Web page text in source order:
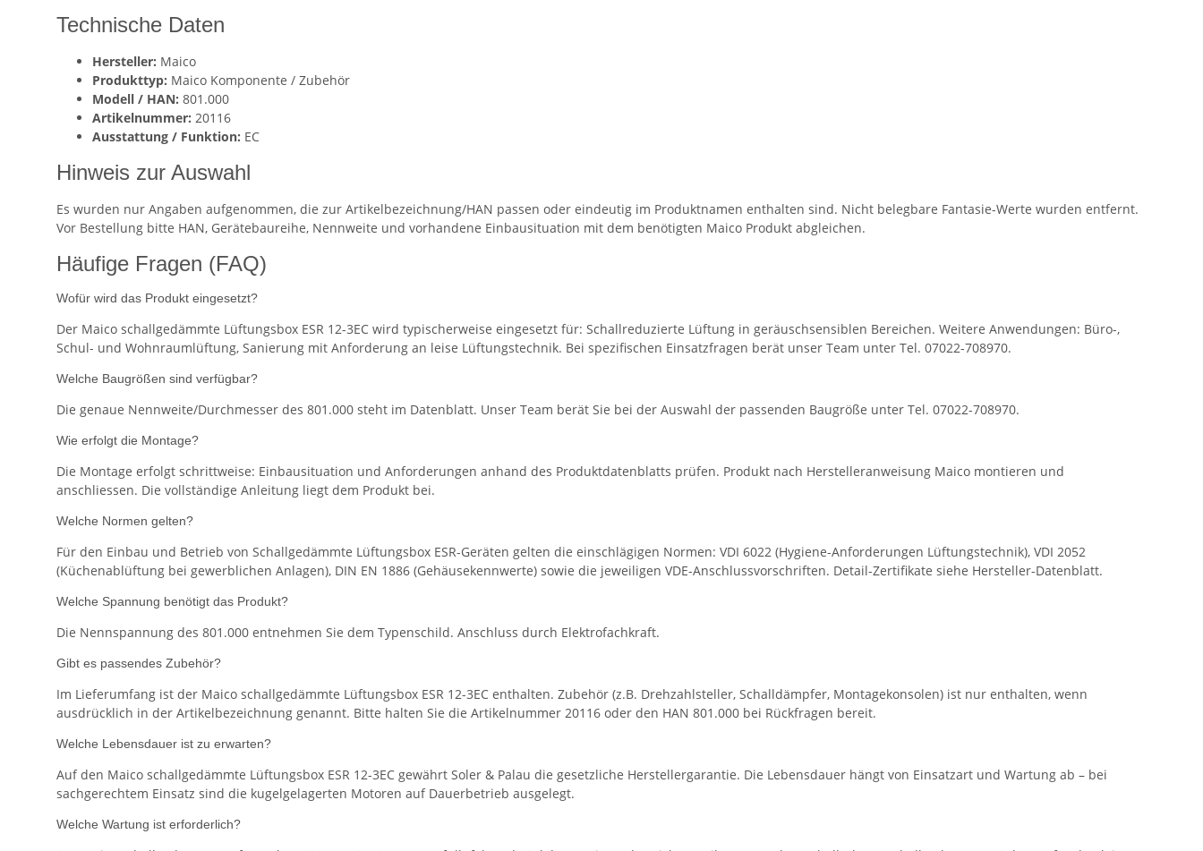
Technische Daten
Hersteller: Maico
Produkttyp: Maico Komponente / Zubehör
Modell / HAN: 801.000
Artikelnummer: 20116
Ausstattung / Funktion: EC
Hinweis zur Auswahl
Es wurden nur Angaben aufgenommen, die zur Artikelbezeichnung/HAN passen oder eindeutig im Produktnamen enthalten sind. Nicht belegbare Fantasie-Werte wurden entfernt.
Vor Bestellung bitte HAN, Gerätebaureihe, Nennweite und vorhandene Einbausituation mit dem benötigten Maico Produkt abgleichen.
Häufige Fragen (FAQ)
Wofür wird das Produkt eingesetzt?
Der Maico schallgedämmte Lüftungsbox ESR 12-3EC wird typischerweise eingesetzt für: Schallreduzierte Lüftung in geräuschsensiblen Bereichen. Weitere Anwendungen: Büro-,
Schul- und Wohnraumlüftung, Sanierung mit Anforderung an leise Lüftungstechnik. Bei spezifischen Einsatzfragen berät unser Team unter Tel. 07022-708970.
Welche Baugrößen sind verfügbar?
Die genaue Nennweite/Durchmesser des 801.000 steht im Datenblatt. Unser Team berät Sie bei der Auswahl der passenden Baugröße unter Tel. 07022-708970.
Wie erfolgt die Montage?
Die Montage erfolgt schrittweise: Einbausituation und Anforderungen anhand des Produktdatenblatts prüfen. Produkt nach Herstelleranweisung Maico montieren und
anschliessen. Die vollständige Anleitung liegt dem Produkt bei.
Welche Normen gelten?
Für den Einbau und Betrieb von Schallgedämmte Lüftungsbox ESR-Geräten gelten die einschlägigen Normen: VDI 6022 (Hygiene-Anforderungen Lüftungstechnik), VDI 2052
(Küchenablüftung bei gewerblichen Anlagen), DIN EN 1886 (Gehäusekennwerte) sowie die jeweiligen VDE-Anschlussvorschriften. Detail-Zertifikate siehe Hersteller-Datenblatt.
Welche Spannung benötigt das Produkt?
Die Nennspannung des 801.000 entnehmen Sie dem Typenschild. Anschluss durch Elektrofachkraft.
Gibt es passendes Zubehör?
Im Lieferumfang ist der Maico schallgedämmte Lüftungsbox ESR 12-3EC enthalten. Zubehör (z.B. Drehzahlsteller, Schalldämpfer, Montagekonsolen) ist nur enthalten, wenn
ausdrücklich in der Artikelbezeichnung genannt. Bitte halten Sie die Artikelnummer 20116 oder den HAN 801.000 bei Rückfragen bereit.
Welche Lebensdauer ist zu erwarten?
Auf den Maico schallgedämmte Lüftungsbox ESR 12-3EC gewährt Soler & Palau die gesetzliche Herstellergarantie. Die Lebensdauer hängt von Einsatzart und Wartung ab – bei
sachgerechtem Einsatz sind die kugelgelagerten Motoren auf Dauerbetrieb ausgelegt.
Welche Wartung ist erforderlich?